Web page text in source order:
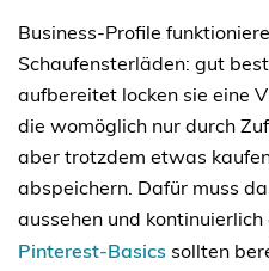
Business-Profile
Schaufensterläden: gut
aufbereitet locken sie eine
die womöglich nur durch
aber trotzdem etwas
abspeichern. Dafür muss
aussehen und
Pinterest-Basics sollten